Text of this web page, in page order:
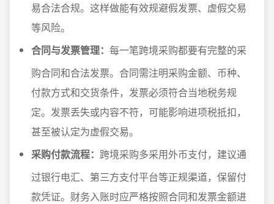
易合法合规。这样做能有效规避假发票、虚假交易
等风险。
合同与发票管理： 每一笔跨境采购都要有完整的采
购合同和合法发票。合同需注明采购金额、币种、
付款方式和交货条件，发票必须符合当地税务规
定。发票丢失或内容不符，可能影响进项税抵扣，
甚至被认定为虚假交易。
采购付款流程： 跨境采购多采用外币支付，建议通
过银行电汇、第三方支付平台等正规渠道，保留付
款凭证。财务入账时应严格按照合同和发票金额进